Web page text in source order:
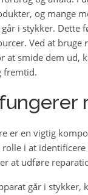
og mange
i stykker.
Ved at
at smide dem ud,
fremtid.
er en vigtig
i at
at udføre
går i